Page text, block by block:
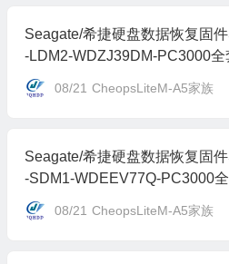
Seagate/希捷硬盘数据恢复固
-LDM2-WDZJ39DM-PC3000全
08/21 CheopsLiteM-A5家族
Seagate/希捷硬盘数据恢复固
-SDM1-WDEEV77Q-PC3000
08/21 CheopsLiteM-A5家族